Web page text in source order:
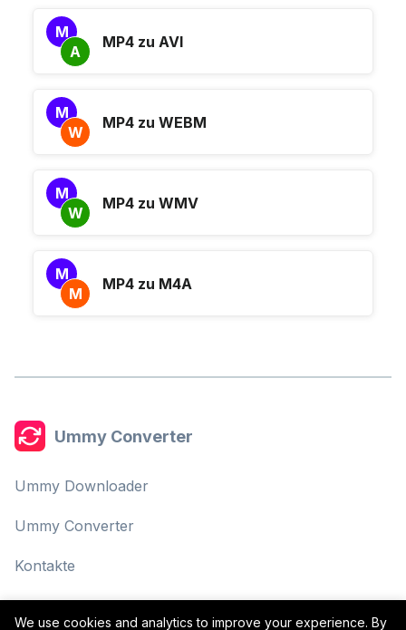
We use cookies and analytics to improve your experience. By
M
A
MP4 zu AVI
M
W
MP4 zu WEBM
M
W
MP4 zu WMV
M
M
MP4 zu M4A
Ummy Converter
Ummy Downloader
Ummy Converter
Kontakte
Datenschutzrichtlinie